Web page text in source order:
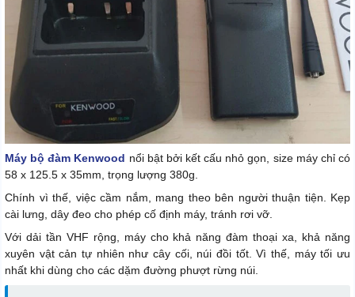
Máy bộ đàm Kenwood nổi bật bởi kết cấu nhỏ gọn, size máy chỉ có
58 x 125.5 x 35mm, trọng lượng 380g.
Chính vì thế, việc cầm nắm, mang theo bên người thuận tiện. Kẹp
cài lưng, dây đeo cho phép cố định máy, tránh rơi vỡ.
Với dải tần VHF rộng, máy cho khả năng đàm thoại xa, khả năng
xuyên vật cản tự nhiên như cây cối, núi đồi tốt. Vì thế, máy tối ưu
nhất khi dùng cho các dặm đường phượt rừng núi.